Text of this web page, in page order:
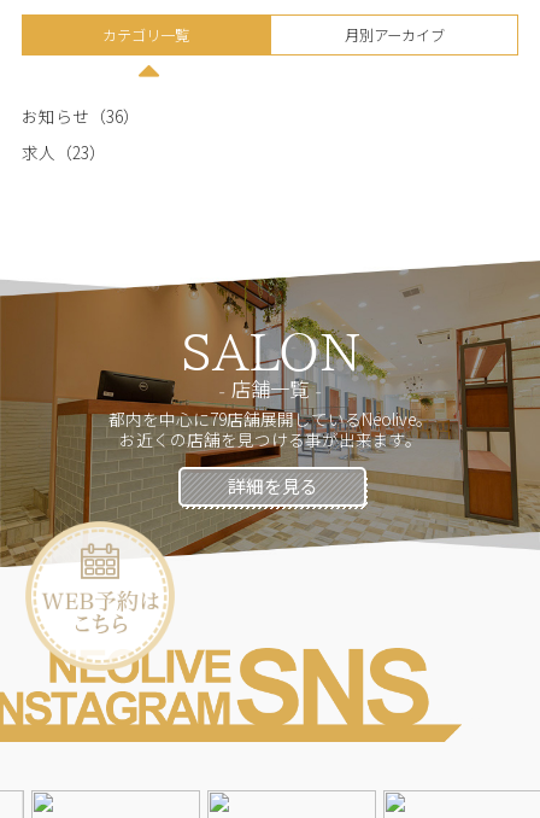
カテゴリ一覧 月別アーカイブ
お知らせ（36）
求人（23）
SALON
店舗一覧
都内を中心に79店舗展開しているNeolive。
お近くの店舗を見つける事が出来ます。
詳細を見る